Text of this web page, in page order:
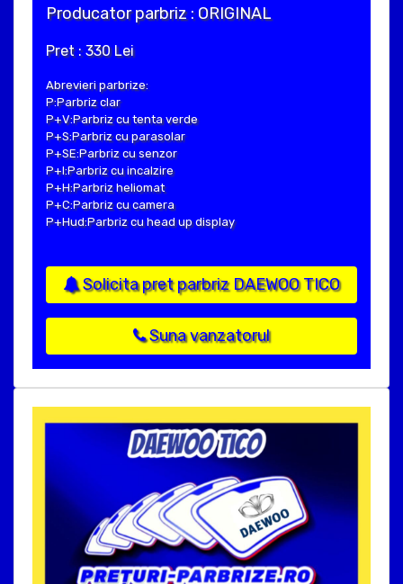
Producator parbriz : ORIGINAL
Pret : 330 Lei
Abrevieri parbrize:
P:Parbriz clar
P+V:Parbriz cu tenta verde
P+S:Parbriz cu parasolar
P+SE:Parbriz cu senzor
P+I:Parbriz cu incalzire
P+H:Parbriz heliomat
P+C:Parbriz cu camera
P+Hud:Parbriz cu head up display
Solicita pret parbriz DAEWOO TICO
Suna vanzatorul